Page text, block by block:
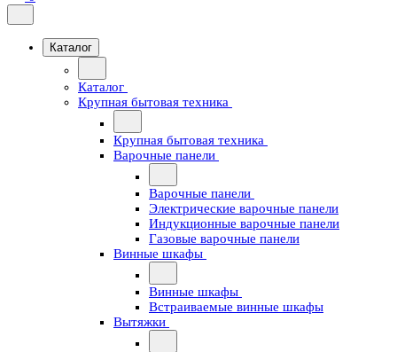
Каталог
Каталог
Крупная бытовая техника
Крупная бытовая техника
Варочные панели
Варочные панели
Электрические варочные панели
Индукционные варочные панели
Газовые варочные панели
Винные шкафы
Винные шкафы
Встраиваемые винные шкафы
Вытяжки